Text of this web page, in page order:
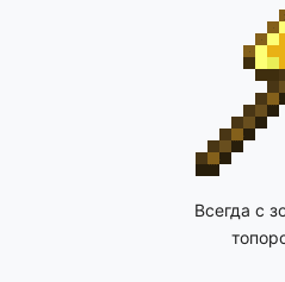
Всегда с